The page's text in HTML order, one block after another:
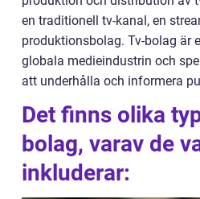
en traditionell tv-kanal, en
produktionsbolag. Tv-bolag är
globala medieindustrin och
att underhålla och informera
Det finns olika
bolag, varav de
inkluderar: